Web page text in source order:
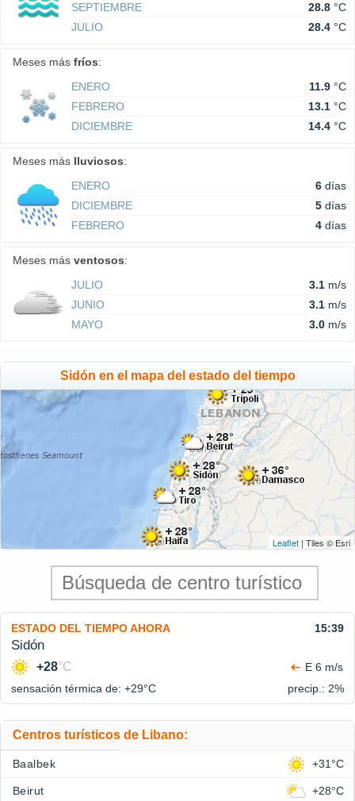
SEPTIEMBRE 28.8 °C
JULIO
28.4 °C
Meses más fríos:
ENERO
11.9 °C
FEBRERO
13.1 °C
DICIEMBRE
14.4 °C
Meses más lluviosos:
ENERO
6 días
DICIEMBRE
5 días
FEBRERO
4 días
Meses más ventosos:
JULIO
3.1 m/s
JUNIO
3.1 m/s
MAYO
3.0 m/s
Sidón en el mapa del estado del tiempo
Leaflet | Tiles © Esri
ESTADO DEL TIEMPO AHORA 15:39
Sidón
+28°C
E 6 m/s
sensación térmica de: +29°C precip.: 2%
Centros turísticos de Libano:
Baalbek +31°C
Beirut +28°C